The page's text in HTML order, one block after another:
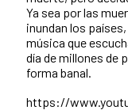
Ya sea por las
inundan los
música que
día de millones de
forma banal.
https://